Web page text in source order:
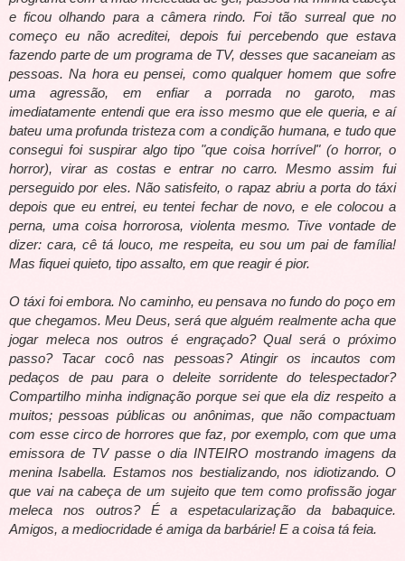
e ficou olhando para a câmera rindo. Foi tão surreal que no
começo eu não acreditei, depois fui percebendo que estava
fazendo parte de um programa de TV, desses que sacaneiam as
pessoas. Na hora eu pensei, como qualquer homem que sofre
uma agressão, em enfiar a porrada no garoto, mas
imediatamente entendi que era isso mesmo que ele queria, e aí
bateu uma profunda tristeza com a condição humana, e tudo que
consegui foi suspirar algo tipo "que coisa horrível" (o horror, o
horror), virar as costas e entrar no carro. Mesmo assim fui
perseguido por eles. Não satisfeito, o rapaz abriu a porta do táxi
depois que eu entrei, eu tentei fechar de novo, e ele colocou a
perna, uma coisa horrorosa, violenta mesmo. Tive vontade de
dizer: cara, cê tá louco, me respeita, eu sou um pai de família!
Mas fiquei quieto, tipo assalto, em que reagir é pior.
O táxi foi embora. No caminho, eu pensava no fundo do poço em
que chegamos. Meu Deus, será que alguém realmente acha que
jogar meleca nos outros é engraçado? Qual será o próximo
passo? Tacar cocô nas pessoas? Atingir os incautos com
pedaços de pau para o deleite sorridente do telespectador?
Compartilho minha indignação porque sei que ela diz respeito a
muitos; pessoas públicas ou anônimas, que não compactuam
com esse circo de horrores que faz, por exemplo, com que uma
emissora de TV passe o dia INTEIRO mostrando imagens da
menina Isabella. Estamos nos bestializando, nos idiotizando. O
que vai na cabeça de um sujeito que tem como profissão jogar
meleca nos outros? É a espetacularização da babaquice.
Amigos, a mediocridade é amiga da barbárie! E a coisa tá feia.